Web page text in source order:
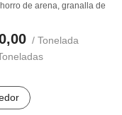
de arena, granalla de
/ Tonelada